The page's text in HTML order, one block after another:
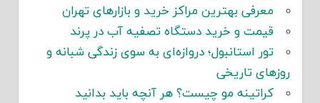
معرفی بهترین مراکز خرید و بازارهای تهران
قیمت و خرید دستگاه تصفیه آب در پرند
تور استانبول؛ دروازه‌ای به سوی زندگی شبانه و
روزهای تاریخی
کراتینه مو چیست؟ هر آنچه باید بدانید